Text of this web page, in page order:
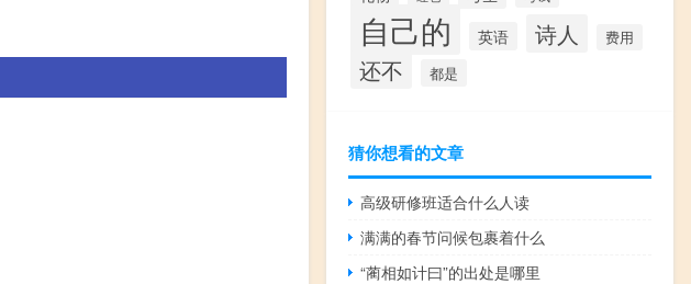
自己的 英语 诗人 费用
还不 都是
猜你想看的文章
高级研修班适合什么人读
满满的春节问候包裹着什么
“蔺相如计曰”的出处是哪里